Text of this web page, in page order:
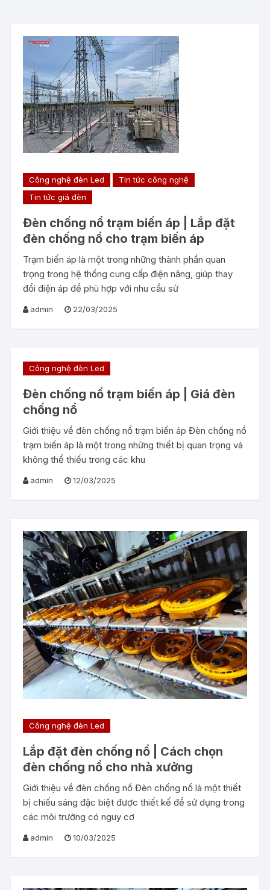
Công nghệ đèn Led
Tin tức công nghệ
Tin tức giá đèn
Đèn chống nổ trạm biến áp | Lắp đặt
đèn chống nổ cho trạm biến áp
Trạm biến áp là một trong những thành phần quan
trọng trong hệ thống cung cấp điện năng, giúp thay
đổi điện áp để phù hợp với nhu cầu sử
admin 22/03/2025
Công nghệ đèn Led
Đèn chống nổ trạm biến áp | Giá đèn
chống nổ
Giới thiệu về đèn chống nổ trạm biến áp Đèn chống nổ
trạm biến áp là một trong những thiết bị quan trọng và
không thể thiếu trong các khu
admin 12/03/2025
Công nghệ đèn Led
Lắp đặt đèn chống nổ | Cách chọn
đèn chống nổ cho nhà xưởng
Giới thiệu về đèn chống nổ Đèn chống nổ là một thiết
bị chiếu sáng đặc biệt được thiết kế để sử dụng trong
các môi trường có nguy cơ
admin 10/03/2025